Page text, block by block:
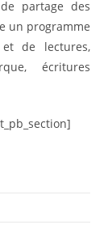
partage des
un programme
et de lectures,
écritures